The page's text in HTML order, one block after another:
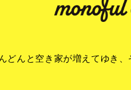
どんと空き家が増えてゆき